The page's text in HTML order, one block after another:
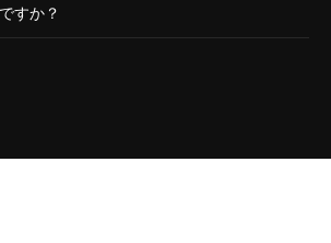
すか？